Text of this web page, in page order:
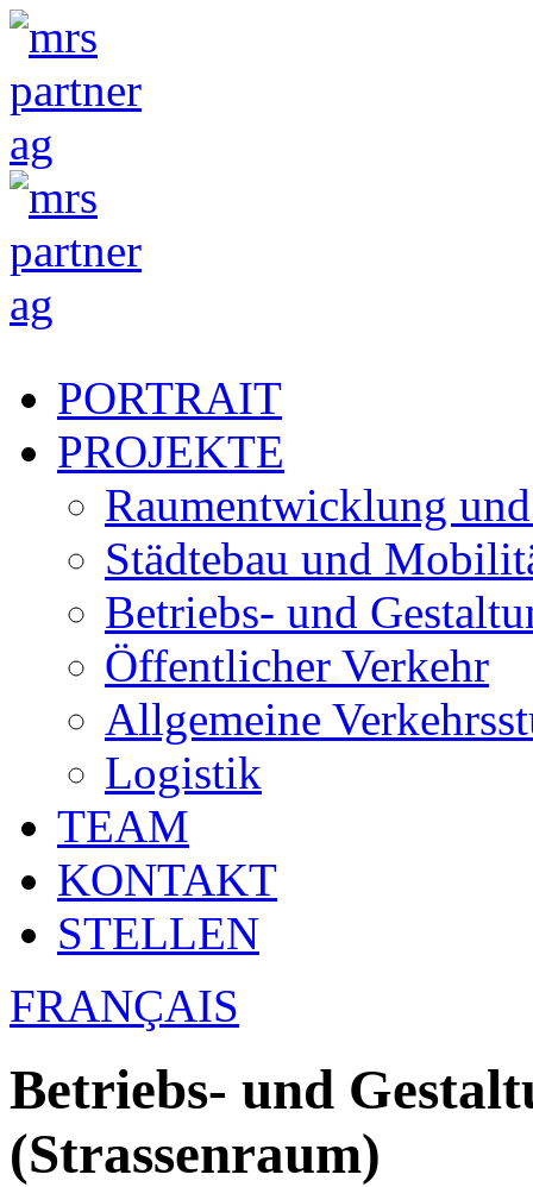
PORTRAIT
PROJEKTE
Raumentwicklung
Städtebau und
Betriebs- und
Öffentlicher Verkehr
Allgemeine
Logistik
TEAM
KONTAKT
STELLEN
FRANÇAIS
Betriebs- und
(Strassenraum)